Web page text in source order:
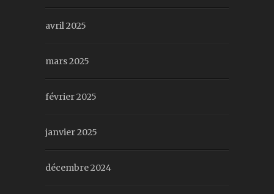
avril 2025
mars 2025
février 2025
janvier 2025
décembre 2024